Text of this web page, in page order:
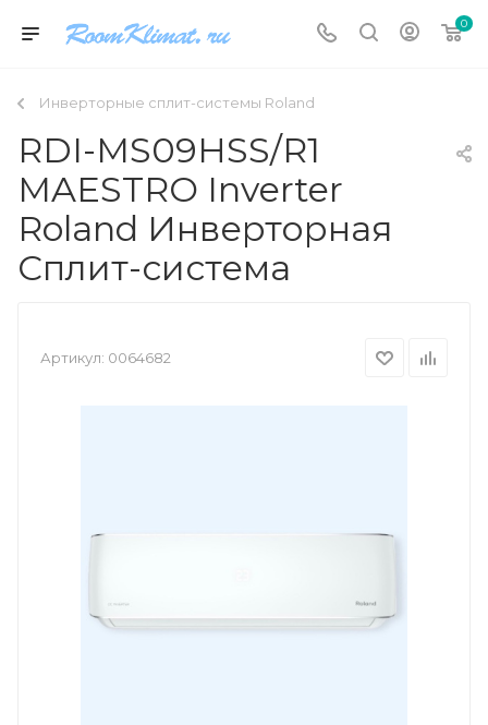
0
Инверторные сплит-системы Roland
RDI-MS09HSS/R1
MAESTRO Inverter
Roland Инверторная
Сплит-система
Артикул: 0064682